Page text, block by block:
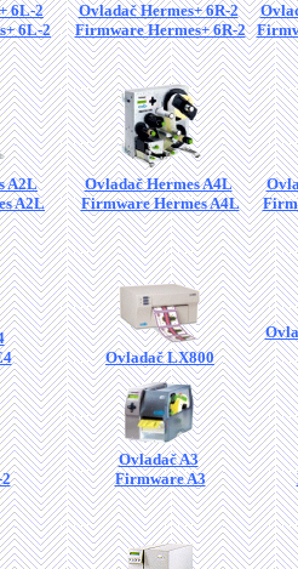
6L-2
6L-2
Ovladač Hermes+ 6R-2
Firmware Hermes+ 6R-2
A2L
A2L
Ovladač Hermes A4L
Firmware Hermes A4L
Ovladač LX800
Ovladač A3
Firmware A3